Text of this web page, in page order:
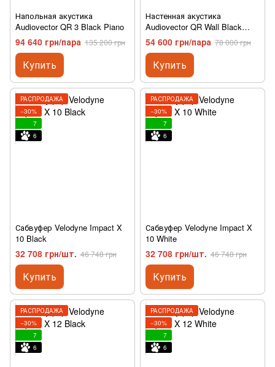
Напольная акустика
Audiovector QR 3 Black Piano
94 640 грн/пара 135 200 грн
Купить
Настенная акустика
Audiovector QR Wall Black
Piano
54 600 грн/пара 78 000 грн
Купить
РАСПРОДАЖА
−30%
7
6
Сабвуфер Velodyne Impact X
10 Black
32 708 грн/шт. 46 748 грн
Купить
РАСПРОДАЖА
−30%
7
6
Сабвуфер Velodyne Impact X
10 White
32 708 грн/шт. 46 748 грн
Купить
РАСПРОДАЖА
−30%
7
6
РАСПРОДАЖА
−30%
7
6